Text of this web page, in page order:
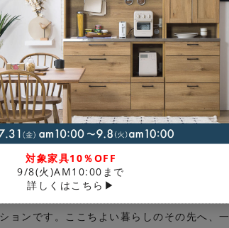
ョンです。ここちよい暮らしのその先へ、
対象家具10％OFF
9/8(火)AM10:00まで
詳しくはこちら▶